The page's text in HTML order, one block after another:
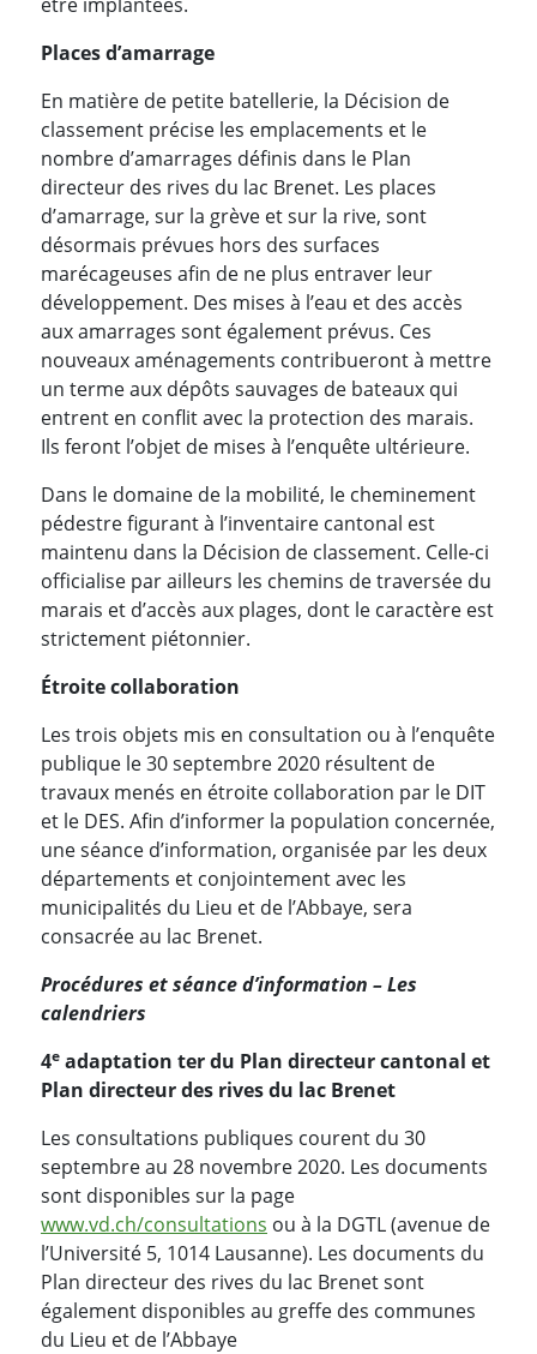
Places d’amarrage
En matière de petite batellerie, la Décision de
classement précise les emplacements et le
nombre d’amarrages définis dans le Plan
directeur des rives du lac Brenet. Les places
d’amarrage, sur la grève et sur la rive, sont
désormais prévues hors des surfaces
marécageuses afin de ne plus entraver leur
développement. Des mises à l’eau et des accès
aux amarrages sont également prévus. Ces
nouveaux aménagements contribueront à mettre
un terme aux dépôts sauvages de bateaux qui
entrent en conflit avec la protection des marais.
Ils feront l’objet de mises à l’enquête ultérieure.
Dans le domaine de la mobilité, le cheminement
pédestre figurant à l’inventaire cantonal est
maintenu dans la Décision de classement. Celle-ci
officialise par ailleurs les chemins de traversée du
marais et d’accès aux plages, dont le caractère est
strictement piétonnier.
Étroite collaboration
Les trois objets mis en consultation ou à l’enquête
publique le 30 septembre 2020 résultent de
travaux menés en étroite collaboration par le DIT
et le DES. Afin d’informer la population concernée,
une séance d’information, organisée par les deux
départements et conjointement avec les
municipalités du Lieu et de l’Abbaye, sera
consacrée au lac Brenet.
Procédures et séance d’information – Les
calendriers
4e adaptation ter du Plan directeur cantonal et
Plan directeur des rives du lac Brenet
Les consultations publiques courent du 30
septembre au 28 novembre 2020. Les documents
sont disponibles sur la page
www.vd.ch/consultations ou à la DGTL (avenue de
l’Université 5, 1014 Lausanne). Les documents du
Plan directeur des rives du lac Brenet sont
également disponibles au greffe des communes
du Lieu et de l’Abbaye